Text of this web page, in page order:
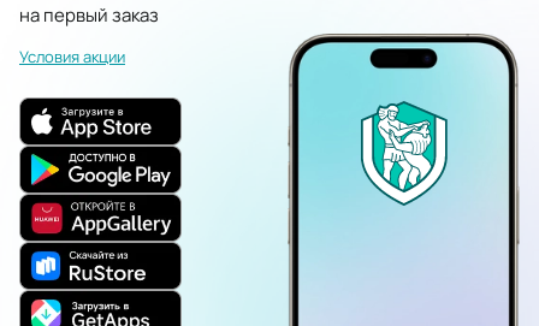
на первый заказ
Условия акции